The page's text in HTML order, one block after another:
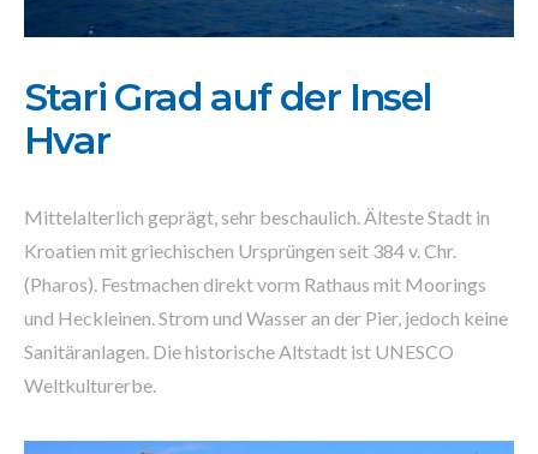
Stari Grad auf der Insel
Hvar
Mittelalterlich geprägt, sehr beschaulich. Älteste Stadt in
Kroatien mit griechischen Ursprüngen seit 384 v. Chr.
(Pharos). Festmachen direkt vorm Rathaus mit Moorings
und Heckleinen. Strom und Wasser an der Pier, jedoch keine
Sanitäranlagen. Die historische Altstadt ist UNESCO
Weltkulturerbe.